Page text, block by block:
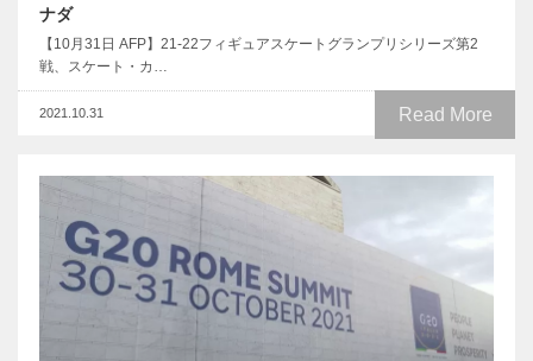
ナダ
【10月31日 AFP】21-22フィギュアスケートグランプリシリーズ第2
戦、スケート・カ…
Read More
2021.10.31